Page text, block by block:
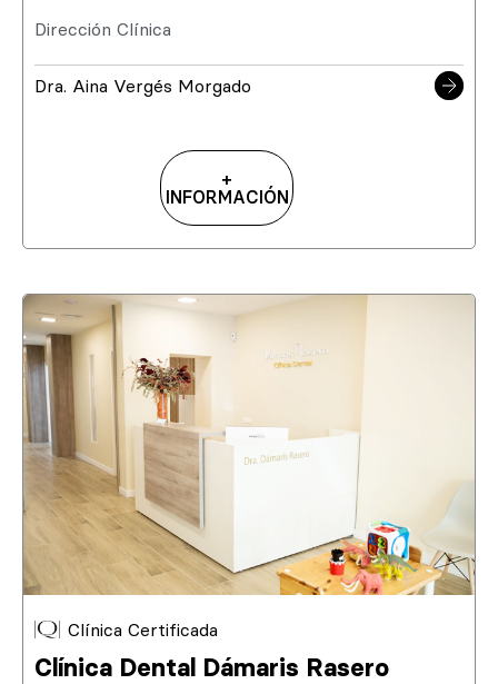
Dirección Clínica
Dra. Aina Vergés Morgado
+
INFORMACIÓN
Clínica Certificada
Clínica Dental Dámaris Rasero